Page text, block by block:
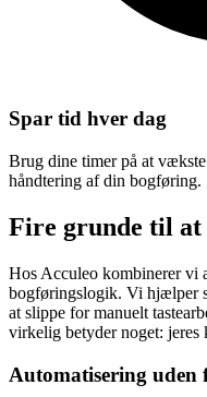
Spar tid hver dag
Brug dine timer på at
håndtering af din bogføring.
Fire grunde til at
Hos Acculeo kombinerer vi
bogføringslogik. Vi hjælper
at slippe for manuelt
virkelig betyder noget: jeres
Automatisering uden